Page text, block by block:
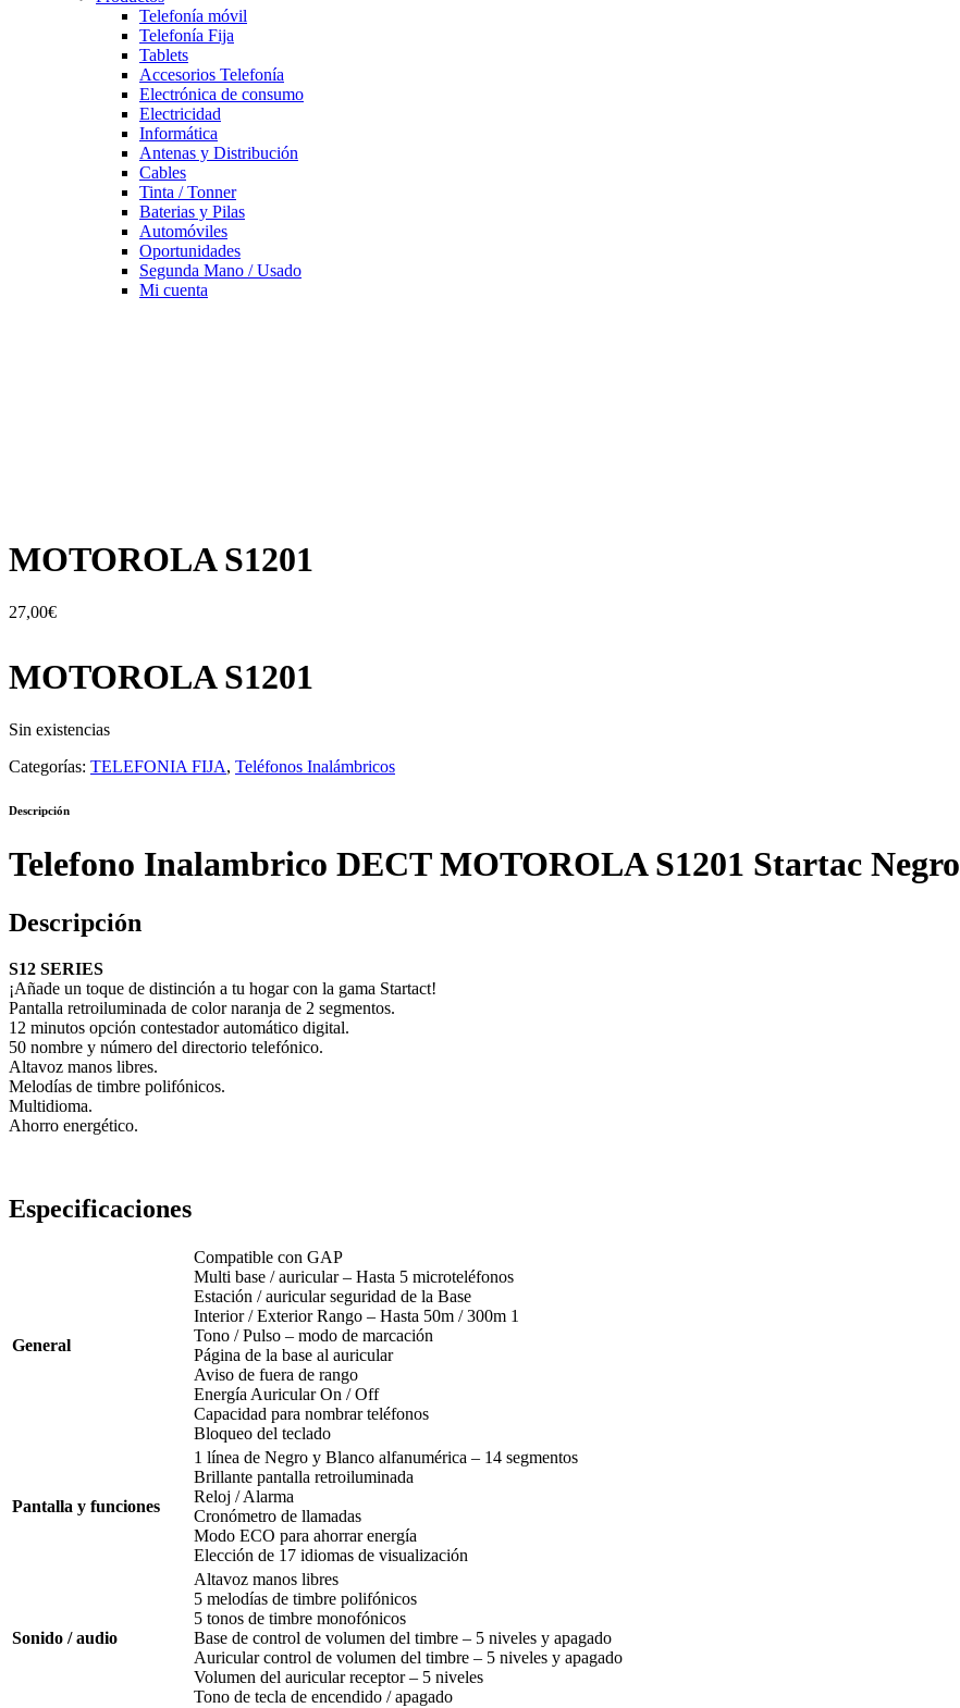
Telefonía móvil
Telefonía Fija
Tablets
Accesorios Telefonía
Electrónica de consumo
Electricidad
Informática
Antenas y Distribución
Cables
Tinta / Tonner
Baterias y Pilas
Automóviles
Oportunidades
Segunda Mano / Usado
Mi cuenta
MOTOROLA S1201
27,00€
MOTOROLA S1201
Sin existencias
Categorías: TELEFONIA FIJA, Teléfonos Inalámbricos
Descripción
Telefono Inalambrico DECT MOTOROLA S1201 Startac Negro
Descripción
S12 SERIES
¡Añade un toque de distinción a tu hogar con la gama Startact!
Pantalla retroiluminada de color naranja de 2 segmentos.
12 minutos opción contestador automático digital.
50 nombre y número del directorio telefónico.
Altavoz manos libres.
Melodías de timbre polifónicos.
Multidioma.
Ahorro energético.
Especificaciones
General
Compatible con GAP
Multi base / auricular – Hasta 5 microteléfonos
Estación / auricular seguridad de la Base
Interior / Exterior Rango – Hasta 50m / 300m 1
Tono / Pulso – modo de marcación
Página de la base al auricular
Aviso de fuera de rango
Energía Auricular On / Off
Capacidad para nombrar teléfonos
Bloqueo del teclado
Pantalla y funciones
1 línea de Negro y Blanco alfanumérica – 14 segmentos
Brillante pantalla retroiluminada
Reloj / Alarma
Cronómetro de llamadas
Modo ECO para ahorrar energía
Elección de 17 idiomas de visualización
Sonido / audio
Altavoz manos libres
5 melodías de timbre polifónicos
5 tonos de timbre monofónicos
Base de control de volumen del timbre – 5 niveles y apagado
Auricular control de volumen del timbre – 5 niveles y apagado
Volumen del auricular receptor – 5 niveles
Tono de tecla de encendido / apagado